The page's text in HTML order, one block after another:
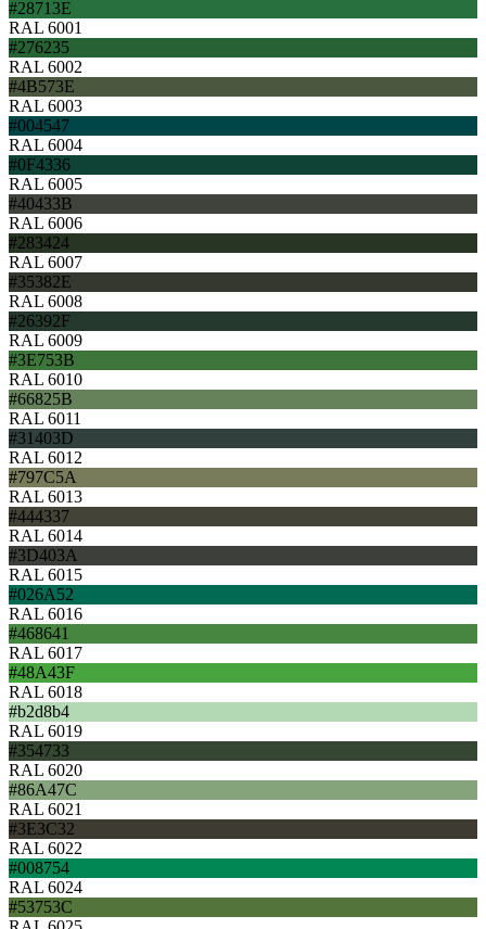
#28713E
RAL 6001
#276235
RAL 6002
#4B573E
RAL 6003
#004547
RAL 6004
#0F4336
RAL 6005
#40433B
RAL 6006
#283424
RAL 6007
#35382E
RAL 6008
#26392F
RAL 6009
#3E753B
RAL 6010
#66825B
RAL 6011
#31403D
RAL 6012
#797C5A
RAL 6013
#444337
RAL 6014
#3D403A
RAL 6015
#026A52
RAL 6016
#468641
RAL 6017
#48A43F
RAL 6018
#b2d8b4
RAL 6019
#354733
RAL 6020
#86A47C
RAL 6021
#3E3C32
RAL 6022
#008754
RAL 6024
#53753C